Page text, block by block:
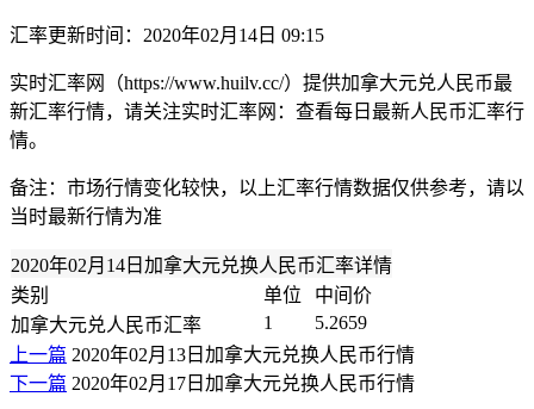
汇率更新时间：2020年02月14日 09:15
实时汇率网（https://www.huilv.cc/）提供加拿大元兑人民币最
新汇率行情，请关注实时汇率网：查看每日最新人民币汇率行
情。
备注：市场行情变化较快，以上汇率行情数据仅供参考，请以
当时最新行情为准
2020年02月14日加拿大元兑换人民币汇率详情
类别
单位
中间价
加拿大元兑人民币汇率
1
5.2659
上一篇 2020年02月13日加拿大元兑换人民币行情
下一篇 2020年02月17日加拿大元兑换人民币行情